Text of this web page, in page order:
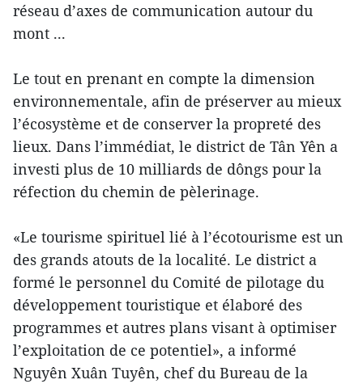
réseau d’axes de communication autour du
mont ...
Le tout en prenant en compte la dimension
environnementale, afin de préserver au mieux
l’écosystème et de conserver la propreté des
lieux. Dans l’immédiat, le district de Tân Yên a
investi plus de 10 milliards de dôngs pour la
réfection du chemin de pèlerinage.
«Le tourisme spirituel lié à l’écotourisme est un
des grands atouts de la localité. Le district a
formé le personnel du Comité de pilotage du
développement touristique et élaboré des
programmes et autres plans visant à optimiser
l’exploitation de ce potentiel», a informé
Nguyên Xuân Tuyên, chef du Bureau de la